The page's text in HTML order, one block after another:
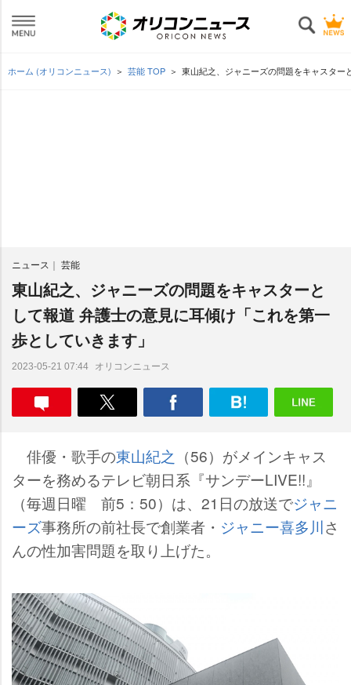
ホーム (オリコンニュース) 芸能 TOP 東山紀之、ジャニーズの問題をキャスタ
ニュース 芸能
東山紀之、ジャニーズの問題をキャスターと
して報道 弁護士の意見に耳傾け「これを第一
歩としていきます」
2023-05-21 07:44 オリコンニュース
俳優・歌手の東山紀之 （56）がメインキャス
ターを務めるテレビ朝日系『サンデーLIVE!!』
（毎週日曜 前5：50）は、21日の放送でジャニ
ーズ事務所の前社長で創業者・ ジャニー喜多川さ
んの性加害問題を取り上げた。